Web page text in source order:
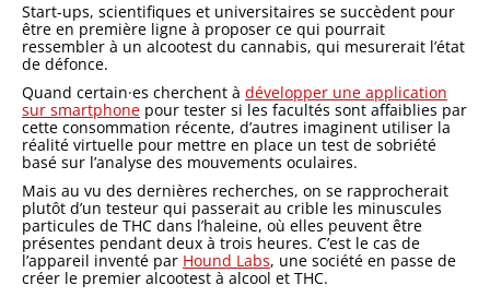
Start-ups, scientifiques et universitaires se succèdent pour
être en première ligne à proposer ce qui pourrait
ressembler à un alcootest du cannabis, qui mesurerait l’état
de défonce.
Quand certain·es cherchent à développer une application
sur smartphone pour tester si les facultés sont affaiblies par
cette consommation récente, d’autres imaginent utiliser la
réalité virtuelle pour mettre en place un test de sobriété
basé sur l’analyse des mouvements oculaires.
Mais au vu des dernières recherches, on se rapprocherait
plutôt d’un testeur qui passerait au crible les minuscules
particules de THC dans l’haleine, où elles peuvent être
présentes pendant deux à trois heures. C’est le cas de
l’appareil inventé par Hound Labs, une société en passe de
créer le premier alcootest à alcool et THC.